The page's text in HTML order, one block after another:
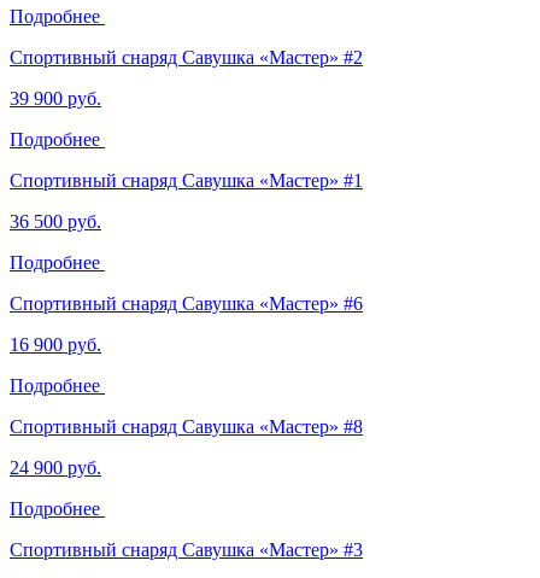
Подробнее
Спортивный снаряд Савушка «‎Мастер» #2
39 900 руб.
Подробнее
Спортивный снаряд Савушка «‎Мастер» #1
36 500 руб.
Подробнее
Спортивный снаряд Савушка «‎Мастер» #6
16 900 руб.
Подробнее
Спортивный снаряд Савушка «‎Мастер» #8
24 900 руб.
Подробнее
Спортивный снаряд Савушка «‎Мастер» #3